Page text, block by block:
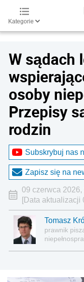
Kategorie
W sądach
osoby
Przepisy
rodzin
Subskrybuj nas
Zapisz się na
09 czerwca 2026,
[Data aktualizacji
Tomasz
prawnik